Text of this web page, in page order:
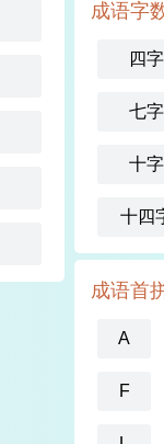
成语字
四字
七字
十字
十四
成语首
A
F